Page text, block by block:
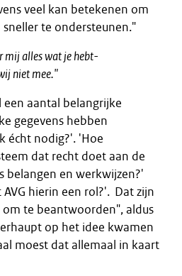
veel kan betekenen om
sneller te ondersteunen."
mij alles wat je hebt-
niet mee."
aantal belangrijke
gegevens hebben
écht nodig?'. 'Hoe
dat recht doet aan de
belangen en werkwijzen?'
hierin een rol?'. Dat zijn
te beantwoorden", aldus
op het idee kwamen
moest dat allemaal in kaart